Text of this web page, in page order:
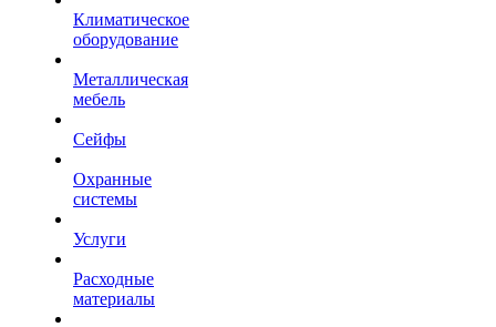
Климатическое
оборудование
Металлическая
мебель
Сейфы
Охранные
системы
Услуги
Расходные
материалы